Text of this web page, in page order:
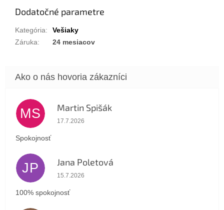
Dodatočné parametre
Kategória:
Vešiaky
Záruka: 24 mesiacov
MS Martin Spišák
Hodnotenie obchodu je 5 z 5 hviezdičiek.
17.7.2026
Spokojnosť
JP Jana Poletová
Hodnotenie obchodu je 5 z 5 hviezdičiek.
15.7.2026
100% spokojnosť